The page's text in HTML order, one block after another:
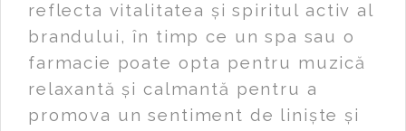
reflecta vitalitatea și spiritul activ al
brandului, în timp ce un spa sau o
farmacie poate opta pentru muzică
relaxantă și calmantă pentru a
promova un sentiment de liniște și